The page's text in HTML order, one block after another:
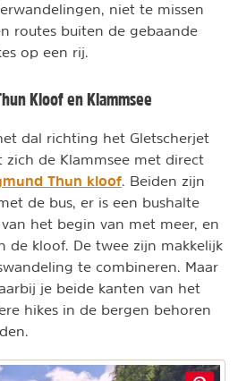
niet te missen
routes buiten de gebaande
op een rij.
Kloof en Klammsee
dal richting het Gletscherjet
de Klammsee met direct
Thun kloof . Beiden zijn
de bus, er is een bushalte
het begin van met meer, en
de kloof. De twee zijn makkelijk
te combineren. Maar
je beide kanten van het
hikes in de bergen behoren